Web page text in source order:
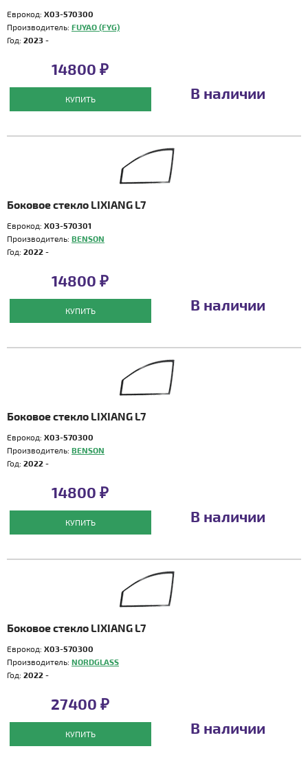
Еврокод: X03-570300
Производитель: FUYAO (FYG)
Год: 2023 -
14800 ₽
КУПИТЬ В наличии
Боковое стекло LIXIANG L7
Еврокод: X03-570301
Производитель: BENSON
Год: 2022 -
14800 ₽
КУПИТЬ В наличии
Боковое стекло LIXIANG L7
Еврокод: X03-570300
Производитель: BENSON
Год: 2022 -
14800 ₽
КУПИТЬ В наличии
Боковое стекло LIXIANG L7
Еврокод: X03-570300
Производитель: NORDGLASS
Год: 2022 -
27400 ₽
КУПИТЬ В наличии